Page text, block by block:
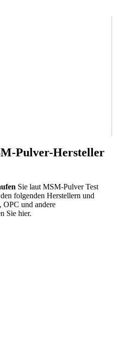
Pulver-Hersteller
Sie laut MSM-Pulver Test
folgenden Herstellern und
und andere
Sie hier.